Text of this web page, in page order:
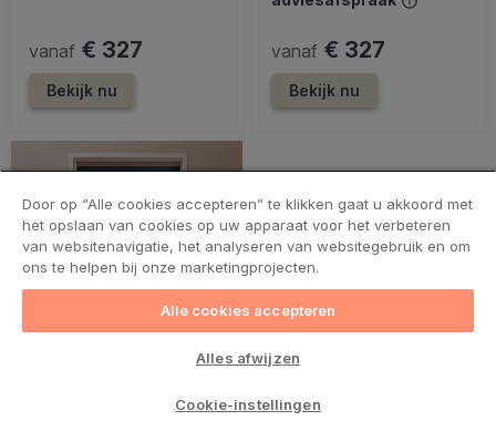
vanaf € 327
Bekijk nu
vanaf € 327
Bekijk nu
Door op “Alle cookies accepteren” te klikken gaat u akkoord met
het opslaan van cookies op uw apparaat voor het verbeteren
van websitenavigatie, het analyseren van websitegebruik en om
ons te helpen bij onze marketingprojecten.
Alle cookies accepteren
Alles afwijzen
Cookie-instellingen